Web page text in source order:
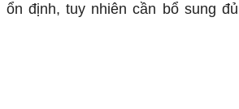
định, tuy nhiên cần bổ sung đủ